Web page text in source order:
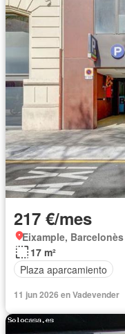
217 €/mes
Eixample, Barcelonès
17 m²
Plaza aparcamiento
11 jun 2026 en Vadevender